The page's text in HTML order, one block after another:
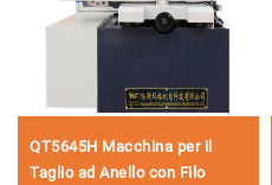
QT5645H Macchina per il
Taglio ad Anello con Filo